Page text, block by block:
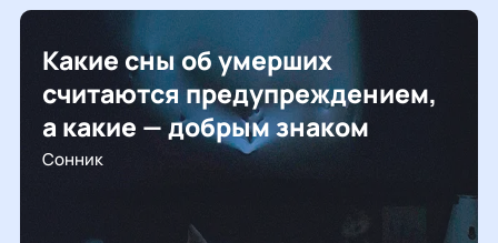
Какие сны об умерших
считаются предупреждением,
а какие — добрым знаком
Сонник